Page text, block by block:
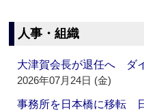
人事・組織
大津賀会長が退任へ ダ
2026年07月24日 (金)
事務所を日本橋に移転